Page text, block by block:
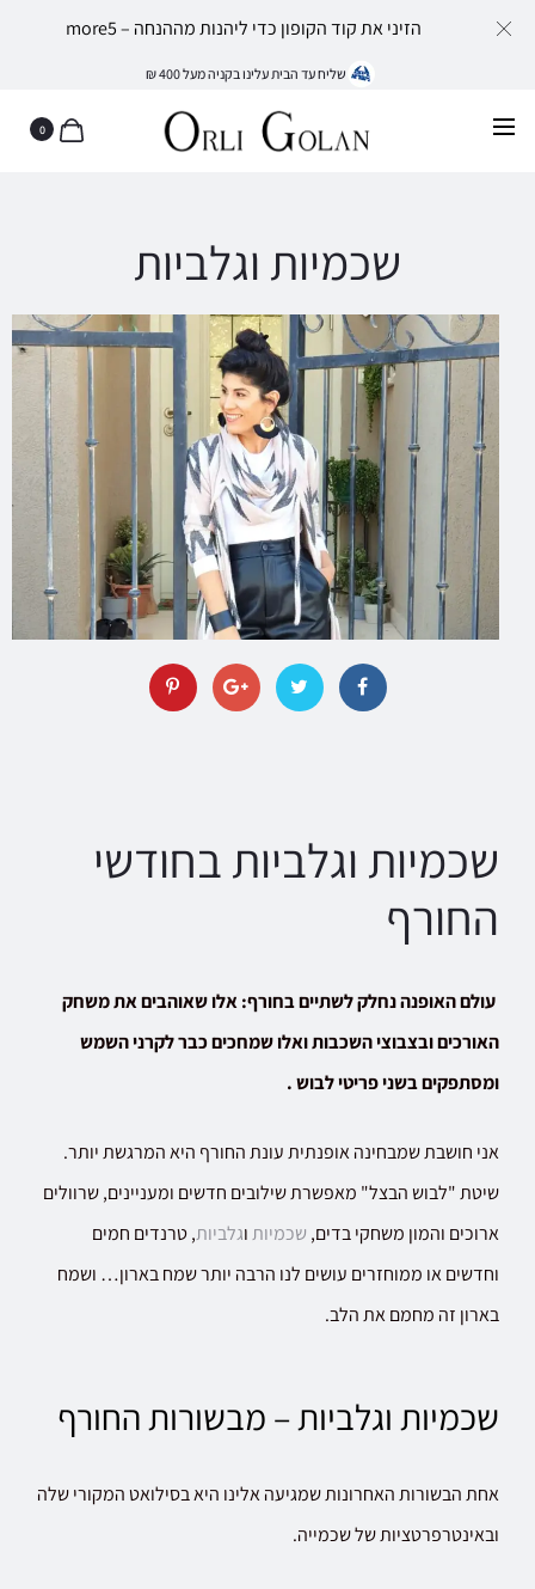
שליח עד הבית עלינו בקניה מעל 400 ₪
0
שכמיות וגלביות
שכמיות וגלביות בחודשי
החורף
עולם האופנה נחלק לשתיים בחורף: אלו שאוהבים את משחק
האורכים ובצבוצי השכבות ואלו שמחכים כבר לקרני השמש
ומסתפקים בשני פריטי לבוש .
אני חושבת שמבחינה אופנתית עונת החורף היא המרגשת יותר.
שיטת "לבוש הבצל" מאפשרת שילובים חדשים ומעניינים, שרוולים
ארוכים והמון משחקי בדים, שכמיותוגלביות, טרנדים חמים
וחדשים או ממוחזרים עושים לנו הרבה יותר שמח בארון… ושמח
בארון זה מחמם את הלב.
שכמיות וגלביות – מבשורות החורף
אחת הבשורות האחרונות שמגיעה אלינו היא בסילואט המקורי שלה
ובאינטרפרטציות של שכמייה.
הזיני את קוד הקופון כדי ליהנות מההנחה – more5